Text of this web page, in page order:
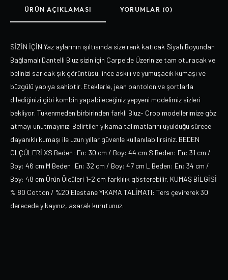
ÜRÜN AÇIKLAMASI YORUMLAR (0)
SİZİN İÇİN Yaz aylarının ışıltısında size renk katıcak Siyah Boyundan
Bağlamalı Dantelli Bluz sizin için Carpe'de Üzerinize tam oturacak ve
belinizi sarıcak şık görüntüsü, ince askılı ve yumuşacık kumaşı ve
büzgülü yapıya sahiptir. Eteklerle, jean pantolon ve şortlarla
dilediğinizi gibi kombin yapabileceğiniz yepyeni modelimiz sizleri
bekliyor. Tükenmeden birbirinden farklı Bluz- Crop modellerimize göz
atmayı unutmayınız! Belirtilen yıkama talımatlarını uyulduğu sürece
dayanıklı kumaşı ile uzun yıllar güvenle kullanılabilirsiniz. BEDEN
ÖLÇÜLERİ XS Beden: En: 30 cm / Boy: 44 cm S Beden: En: 31 cm /
Boy: 46 cm M Beden: En: 32 cm / Boy: 47 cm L Beden: En: 34 cm /
Boy: 48 cm Ürün Ölçüleri 1-2 cm farklılık gösterebilir. KUMAŞ BİLGİSİ
% 80 Cotton / %20 Elestane YIKAMA TALİMATI: Ters çevirerek 30
derecede yıkayınız, asarak kurutunuz.